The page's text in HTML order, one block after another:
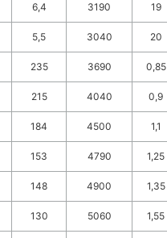
6,4 3190 19
5,5 3040 20
235 3690 0,85
215 4040 0,9
184 4500 1,1
153 4790 1,25
148 4900 1,35
130 5060 1,55